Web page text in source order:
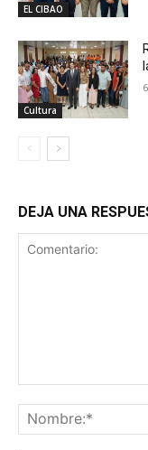
EL CIBAO
Cultura
DEJA UNA